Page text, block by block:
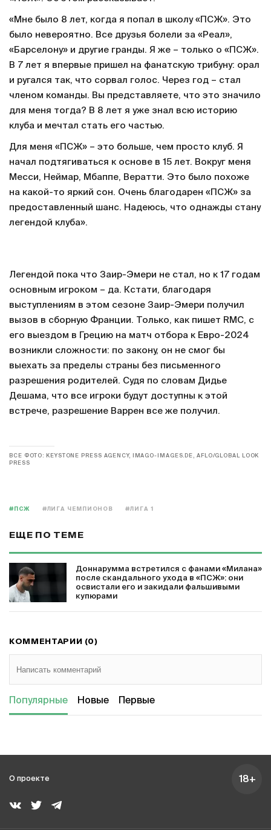
«Мне было 8 лет, когда я попал в школу «ПСЖ». Это
было невероятно. Все друзья болели за «Реал»,
«Барселону» и другие гранды. Я же – только о «ПСЖ».
В 7 лет я впервые пришел на фанатскую трибуну: орал
и ругался так, что сорвал голос. Через год – стал
членом команды. Вы представляете, что это значило
для меня тогда? В 8 лет я уже знал всю историю
клуба и мечтал стать его частью.
Для меня «ПСЖ» – это больше, чем просто клуб. Я
начал подтягиваться к основе в 15 лет. Вокруг меня
Месси, Неймар, Мбаппе, Вератти. Это было похоже
на какой-то яркий сон. Очень благодарен «ПСЖ» за
предоставленный шанс. Надеюсь, что однажды стану
легендой клуба».
Легендой пока что Заир-Эмери не стал, но к 17 годам
основным игроком – да. Кстати, благодаря
выступлениям в этом сезоне Заир-Эмери получил
вызов в сборную Франции. Только, как пишет RMC, с
его выездом в Грецию на матч отбора к Евро-2024
возникли сложности: по закону, он не смог бы
выехать за пределы страны без письменного
разрешения родителей. Судя по словам Дидье
Дешама, что все игроки будут доступны к этой
встрече, разрешение Варрен все же получил.
ВСЕ ФОТО: KEYSTONE PRESS AGENCY, IMAGO-IMAGES.DE, AFLO/GLOBAL LOOK
PRESS
#ПСЖ #ЛИГА ЧЕМПИОНОВ #ЛИГА 1
ЕЩЕ ПО ТЕМЕ
Доннарумма встретился с фанами «Милана»
после скандального ухода в «ПСЖ»: они
освистали его и закидали фальшивыми
купюрами
КОММЕНТАРИИ (0)
Популярные Новые Первые
О проекте 18+